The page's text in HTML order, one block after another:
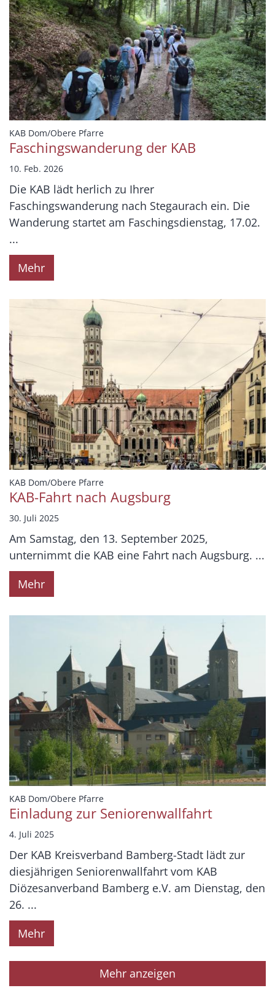
KAB Dom/Obere Pfarre:
Faschingswanderung der KAB
10. Feb. 2026
Die KAB lädt herlich zu Ihrer
Faschingswanderung nach Stegaurach ein. Die
Wanderung startet am Faschingsdienstag, 17.02.
...
Mehr
KAB Dom/Obere Pfarre:
KAB-Fahrt nach Augsburg
30. Juli 2025
Am Samstag, den 13. September 2025,
unternimmt die KAB eine Fahrt nach Augsburg. ...
Mehr
KAB Dom/Obere Pfarre:
Einladung zur Seniorenwallfahrt
4. Juli 2025
Der KAB Kreisverband Bamberg-Stadt lädt zur
diesjährigen Seniorenwallfahrt vom KAB
Diözesanverband Bamberg e.V. am Dienstag, den
26. ...
Mehr
Mehr anzeigen